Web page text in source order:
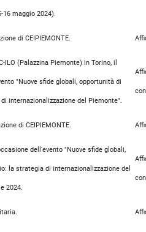
maggio 2024).
di CEIPIEMONTE.
(Palazzina Piemonte) in Torino, il
"Nuove sfide globali, opportunità di
internazionalizzazione del Piemonte".
di CEIPIEMONTE.
dell'evento "Nuove sfide globali,
la strategia di internazionalizzazione del
2024.